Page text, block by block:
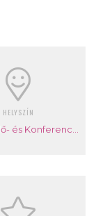
HELYSZÍN